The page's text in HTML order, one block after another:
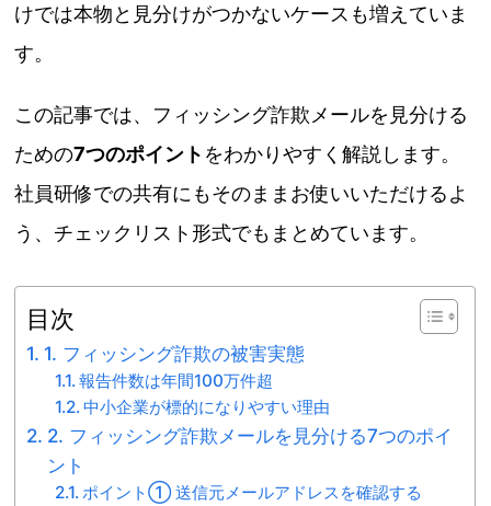
けでは本物と見分けがつかないケースも増えていま
す。
この記事では、フィッシング詐欺メールを見分ける
ための7つのポイント をわかりやすく解説します。
社員研修での共有にもそのままお使いいただけるよ
う、チェックリスト形式でもまとめています。
目次
1. フィッシング詐欺の被害実態
報告件数は年間100万件超
中小企業が標的になりやすい理由
2. フィッシング詐欺メールを見分ける7つのポイ
ント
ポイント① 送信元メールアドレスを確認する